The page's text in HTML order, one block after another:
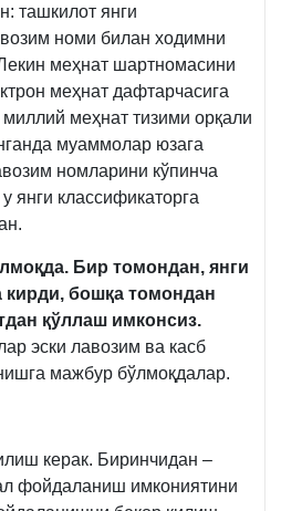
ташкилот янги
номи билан ходимни
меҳнат шартномасини
меҳнат дафтарчасига
меҳнат тизими орқали
муаммолар юзага
номларини кўпинча
янги классификаторга
Бир томондан, янги
кирди, бошқа томондан
қўллаш имконсиз.
эски лавозим ва касб
мажбур бўлмоқдалар.
керак. Биринчидан –
фойдаланиш имкониятини